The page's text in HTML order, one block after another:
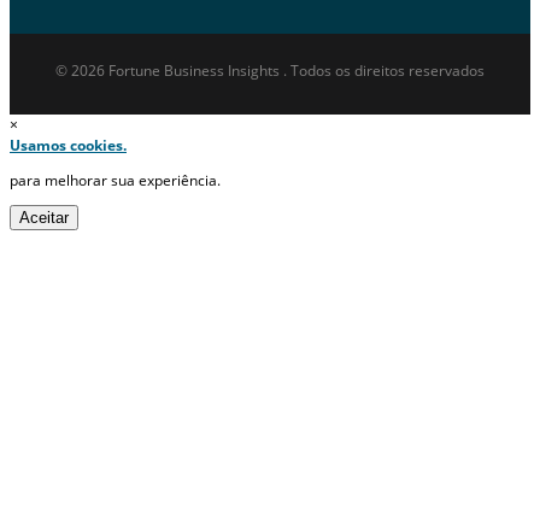
© 2026 Fortune Business Insights . Todos os direitos reservados
×
Usamos cookies.
para melhorar sua experiência.
Aceitar